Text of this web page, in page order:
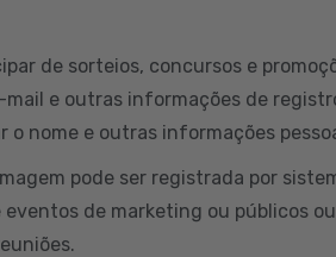
de sorteios, concursos e
e outras informações de
nome e outras informações
pode ser registrada por
de marketing ou públicos